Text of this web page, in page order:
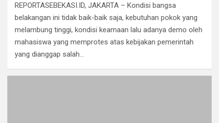
ce
b
o
o
k
tt
er
at
s
A
p
p
e
gr
a
ail ke
dI
n
ar
e
REPORTASEBEKASI.ID, JAKARTA – Kondisi bangsa
belakangan ini tidak baik-baik saja, kebutuhan pokok yang
melambung tinggi, kondisi keamaan lalu adanya demo oleh
mahasiswa yang memprotes atas kebijakan pemerintah
yang dianggap salah…